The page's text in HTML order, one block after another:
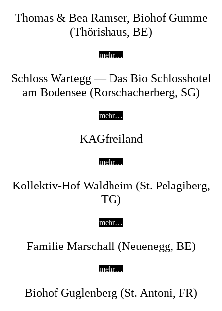
Thomas & Bea Ramser, Biohof Gumme
(Thörishaus, BE)
mehr…
Schloss Wartegg — Das Bio Schlosshotel
am Bodensee (Rorschacherberg, SG)
mehr…
KAGfreiland
mehr…
Kollektiv-Hof Waldheim (St. Pelagiberg,
TG)
mehr…
Familie Marschall (Neuenegg, BE)
mehr…
Biohof Guglenberg (St. Antoni, FR)